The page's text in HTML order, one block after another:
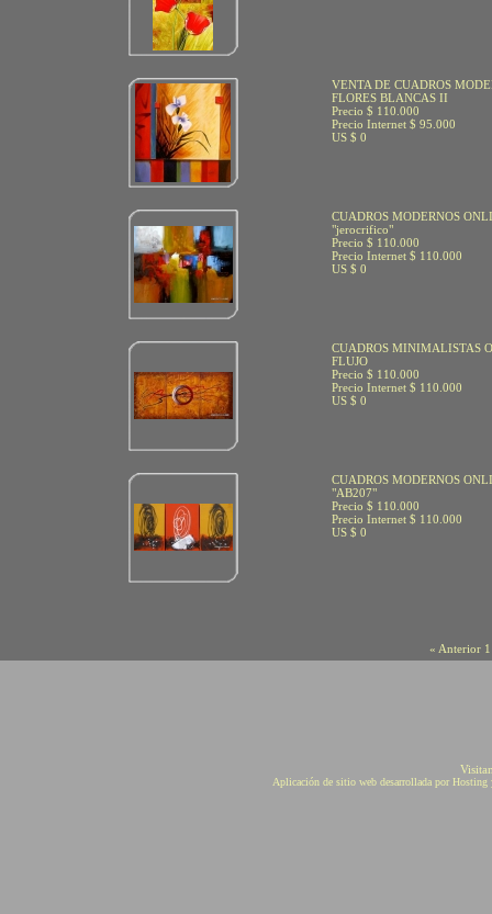
VENTA DE CUADROS
FLORES BLANCAS II
Precio $ 110.000
Precio Internet $ 95.000
US $ 0
CUADROS MODERNOS
"jerocrifico"
Precio $ 110.000
Precio Internet $ 110.000
US $ 0
CUADROS MINIMALISTAS
FLUJO
Precio $ 110.000
Precio Internet $ 110.000
US $ 0
CUADROS MODERNOS
"AB207"
Precio $ 110.000
Precio Internet $ 110.000
US $ 0
« Anterior 1
Aplicación de sitio web desarrollada por